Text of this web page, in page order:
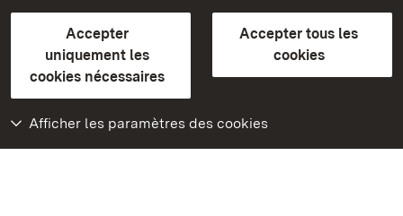
Accepter
uniquement les
cookies nécessaires
Accepter tous les
cookies
Afficher les paramètres des cookies
plus loin
Accueil
Monuments
Rendez-nous visite